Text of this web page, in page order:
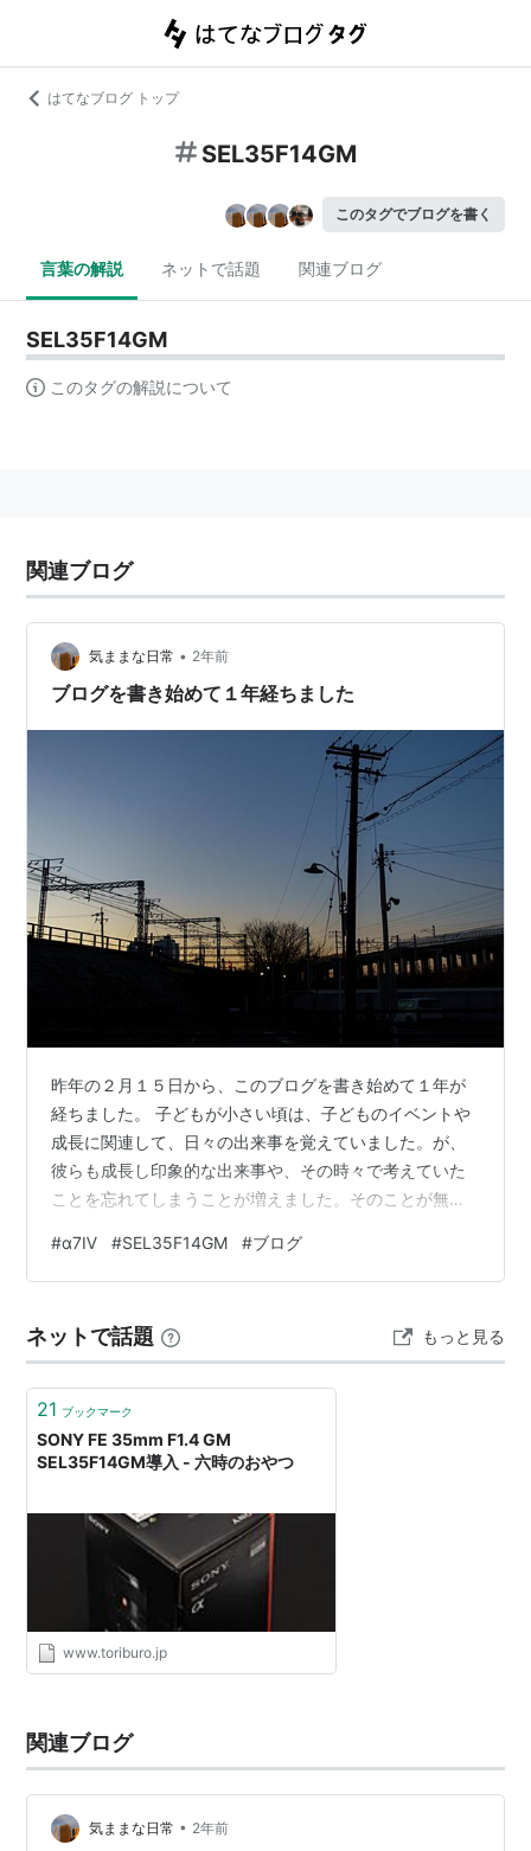
はてなブログ トップ
SEL35F14GM
このタグでブログを書く
言葉の解説 ネットで話題 関連ブログ
SEL35F14GM
このタグの解説について
関連ブログ
気ままな日常 • 2年前
ブログを書き始めて１年経ちました
昨年の２月１５日から、このブログを書き始めて１年が
経ちました。 子どもが小さい頃は、子どものイベントや
成長に関連して、日々の出来事を覚えていました。が、
彼らも成長し印象的な出来事や、その時々で考えていた
ことを忘れてしまうことが増えました。そのことが無性
い、と思ってこのブログを始めました。 課したルールは
「１日おきに書く」、「自分で撮った写真を使う」の２
その時に考えたことや、出かけたところ、使ったガジェ
ットなど、なんでもありの雑記ブログとなっています。
気が付いたら、書いた記事は１８０を超えていまし…
#α7Ⅳ #SEL35F14GM #ブログ
ネットで話題 もっと見る
21 ブックマーク
SONY FE 35mm F1.4 GM
SEL35F14GM導入 - 六時のおやつ
www.toriburo.jp
関連ブログ
気ままな日常 • 2年前